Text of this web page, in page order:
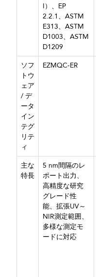
I）、EP
2.2.1、ASTM
E313、ASTM
D1003、ASTM
D1209
ソフ
トウ
ェア
/ デ
ータ
イン
テグ
リテ
ィ
EZMQC-ER
主な
特長
5 nm間隔のレ
ポート出力、
高精度な研究
グレード性
能、拡張UV～
NIR測定範囲、
多様な測定モ
ードに対応